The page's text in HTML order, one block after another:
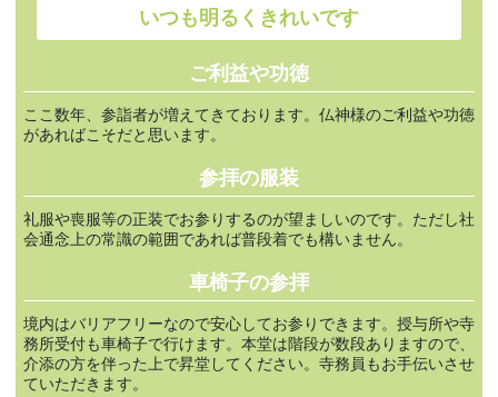
いつも明るくきれいです
ご利益や功徳
ここ数年、参詣者が増えてきております。仏神様のご利益や功徳
があればこそだと思います。
参拝の服装
礼服や喪服等の正装でお参りするのが望ましいのです。ただし社
会通念上の常識の範囲であれば普段着でも構いません。
車椅子の参拝
境内はバリアフリーなので安心してお参りできます。授与所や寺
務所受付も車椅子で行けます。本堂は階段が数段ありますので、
介添の方を伴った上で昇堂してください。寺務員もお手伝いさせ
ていただきます。